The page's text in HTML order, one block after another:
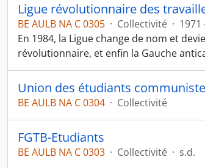
Ligue révolutionnaire des
BE AULB NA C 0305 · Collectivité · 1971
En 1984, la Ligue change de nom et
révolutionnaire, et enfin la Gauche
Union des étudiants
BE AULB NA C 0304 · Collectivité
FGTB-Etudiants
BE AULB NA C 0303 · Collectivité · s.d.